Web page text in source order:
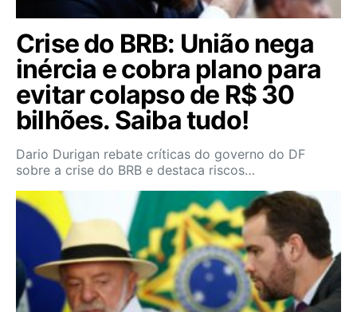
Crise do BRB: União nega
inércia e cobra plano para
evitar colapso de R$ 30
bilhões. Saiba tudo!
Dario Durigan rebate críticas do governo do DF
sobre a crise do BRB e destaca riscos…